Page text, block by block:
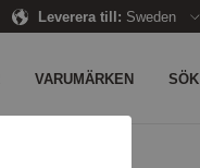
Leverera till: Sweden
VARUMÄRKEN SÖK